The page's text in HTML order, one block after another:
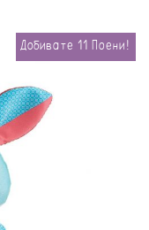
Добивате 11 Поени!